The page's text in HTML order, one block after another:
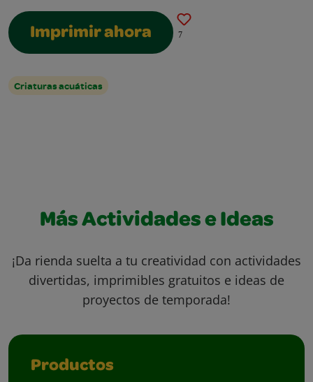
Imprimir ahora 7
Criaturas acuáticas
Más Actividades e Ideas
¡Da rienda suelta a tu creatividad con actividades
divertidas, imprimibles gratuitos e ideas de
proyectos de temporada!
Productos